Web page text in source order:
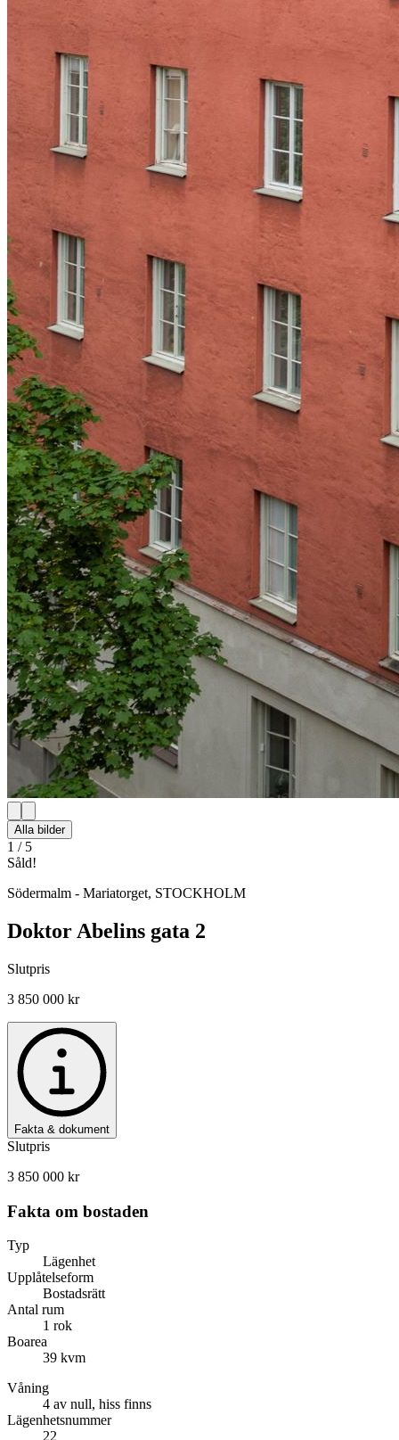
Alla bilder
1 / 5
Såld!
Södermalm - Mariatorget, STOCKHOLM
Doktor Abelins gata 2
Slutpris
3 850 000 kr
Fakta & dokument
Slutpris
3 850 000 kr
Fakta om bostaden
Typ
Lägenhet
Upplåtelseform
Bostadsrätt
Antal rum
1 rok
Boarea
39 kvm
Våning
4 av null, hiss finns
Lägenhetsnummer
22